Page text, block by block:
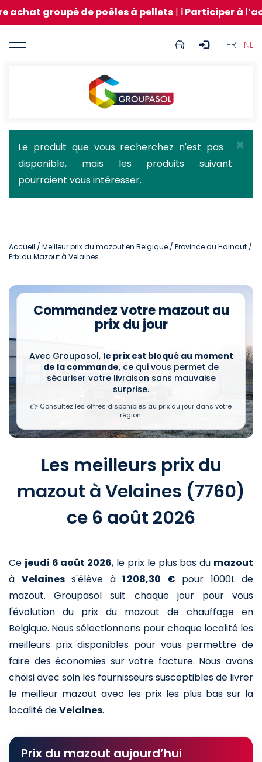
au
principal
de poêles à pellets|ℹ️ Participer à l’achat
FR | NL
User
Groupasol
×
Message
d'état
Le produit que vous recherchez n'est pas
disponible, mais les produits suivant
pourraient vous intéresser.
Accueil / Meilleur prix du mazout en Belgique / Province du Hainaut /
Prix du Mazout à Velaines
Commandez votre mazout au
prix du jour
Avec Groupasol, le prix est bloqué au moment
de la commande, ce qui vous permet de
sécuriser votre livraison sans mauvaise
surprise.
👉 Consultez les offres disponibles au prix du jour dans votre
région.
Les meilleurs prix du
mazout à Velaines (7760)
ce 6 août 2026
Ce jeudi 6 août 2026, le prix le plus bas du mazout
à Velainess'élève à 1 208,30 € pour 1000L de
mazout. Groupasol suit chaque jour pour vous
l'évolution du prix du mazout de chauffage en
Belgique. Nous sélectionnons pour chaque localité les
meilleurs prix disponibles pour vous permettre de
faire des économies sur votre facture. Nous avons
choisi avec soin les fournisseurs susceptibles de livrer
le meilleur mazout avec les prix les plus bas sur la
localité deVelaines.
Prix du mazout aujourd’hui